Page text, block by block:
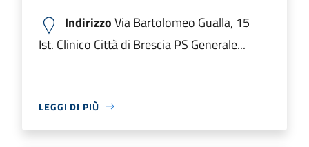
IndirizzoVia Bartolomeo Gualla, 15
Ist. Clinico Città di Brescia PS Generale...
LEGGI DI PIÙ